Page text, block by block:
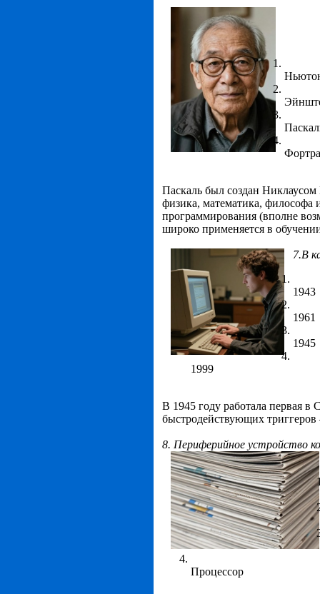
Паскаль был создан
физика, математика, философа
программирования (вполне
широко применяется в
7.В
1943
1961
1945
1999
В 1945 году работала первая в
быстродействующих триггеров
8. Периферийное устройство
Процессор